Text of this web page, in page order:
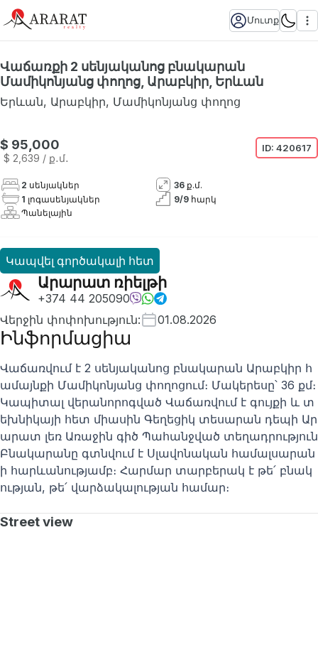
Մուտք
Վաճառքի 2 սենյականոց բնակարան
Մամիկոնյանց փողոց, Արաբկիր, Երևան
Երևան, Արաբկիր, Մամիկոնյանց փողոց
$ 95,000
$ 2,639 / ք․մ․
ID: 420617
2 սենյակներ 36 ք.մ.
1 լոգասենյակներ 9/9 հարկ
Պանելային
Կապվել գործակալի հետ
Արարատ ռիելթի
+374 44 205090
Վերջին փոփոխություն: 01.08.2026
Ինֆորմացիա
Վաճառվում է 2 սենյականոց բնակարան Արաբկիր հ
ամայնքի Մամիկոնյանց փողոցում։ Մակերեսը՝ 36 քմ։
Կապիտալ վերանորոգված Վաճառվում է գույքի և տ
եխնիկայի հետ միասին Գեղեցիկ տեսարան դեպի Ար
արատ լեռ Առաջին գիծ Պահանջված տեղադրություն
Բնակարանը գտնվում է Սլավոնական համալսարան
ի հարևանությամբ։ Հարմար տարբերակ է թե՛ բնակ
ության, թե՛ վարձակալության համար։
Street view